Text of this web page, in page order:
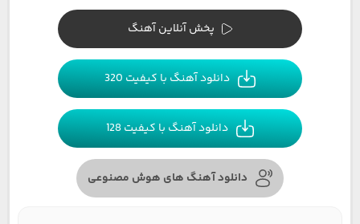
پخش آنلاین آهنگ
دانلود آهنگ با کیفیت 320
دانلود آهنگ با کیفیت 128
دانلود آهنگ های هوش مصنوعی